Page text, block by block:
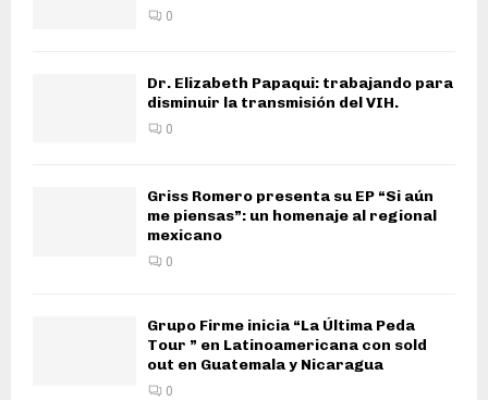
0
Dr. Elizabeth Papaqui: trabajando para
disminuir la transmisión del VIH.
0
Griss Romero presenta su EP “Si aún
me piensas”: un homenaje al regional
mexicano
0
Grupo Firme inicia “La Última Peda
Tour ” en Latinoamericana con sold
out en Guatemala y Nicaragua
0